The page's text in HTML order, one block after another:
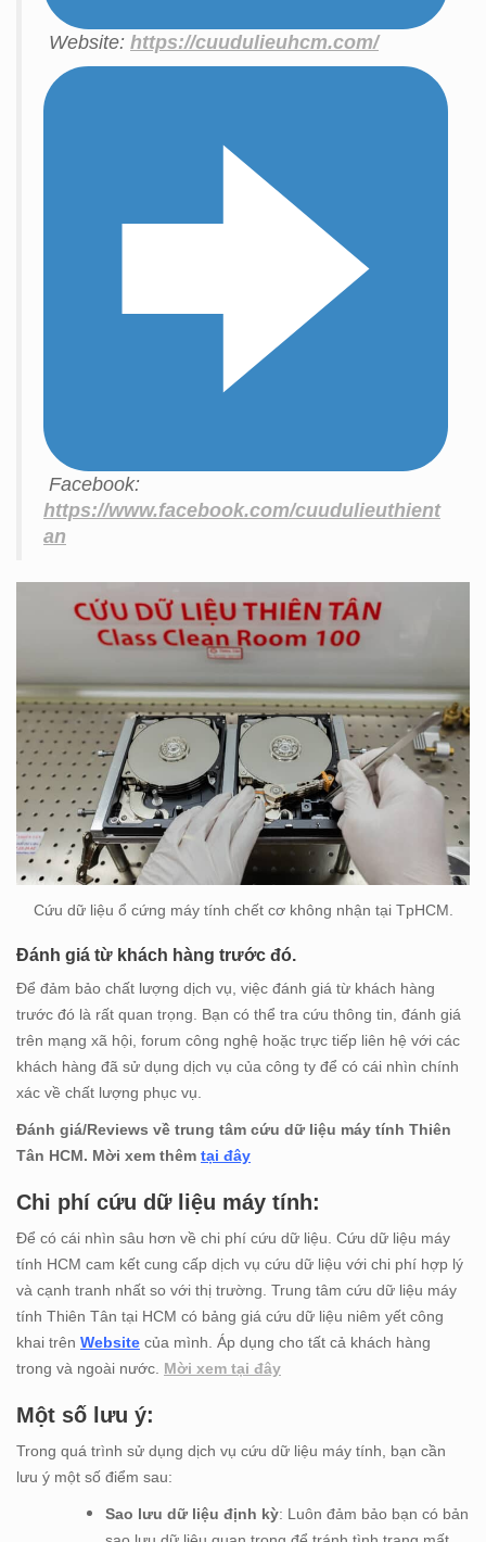
Website: https://cuudulieuhcm.com/
Facebook:
https://www.facebook.com/cuudulieuthient
an
Cứu dữ liệu ổ cứng máy tính chết cơ không nhận tại TpHCM.
Đánh giá từ khách hàng trước đó.
Để đảm bảo chất lượng dịch vụ, việc đánh giá từ khách hàng
trước đó là rất quan trọng. Bạn có thể tra cứu thông tin, đánh giá
trên mạng xã hội, forum công nghệ hoặc trực tiếp liên hệ với các
khách hàng đã sử dụng dịch vụ của công ty để có cái nhìn chính
xác về chất lượng phục vụ.
Đánh giá/Reviews về trung tâm cứu dữ liệu máy tính Thiên
Tân HCM. Mời xem thêm tại đây
Chi phí cứu dữ liệu máy tính:
Để có cái nhìn sâu hơn về chi phí cứu dữ liệu. Cứu dữ liệu máy
tính HCM cam kết cung cấp dịch vụ cứu dữ liệu với chi phí hợp lý
và cạnh tranh nhất so với thị trường. Trung tâm cứu dữ liệu máy
tính Thiên Tân tại HCM có bảng giá cứu dữ liệu niêm yết công
khai trên Website của mình. Áp dụng cho tất cả khách hàng
trong và ngoài nước. Mời xem tại đây
Một số lưu ý:
Trong quá trình sử dụng dịch vụ cứu dữ liệu máy tính, bạn cần
lưu ý một số điểm sau:
Sao lưu dữ liệu định kỳ: Luôn đảm bảo bạn có bản